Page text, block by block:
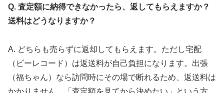
Q. 査定額に納得できなかったら、返してもらえますか？
送料はどうなりますか？
A. どちらも売らずに返却してもらえます。ただし宅配
（ビーレコード）は返送料が自己負担になります。出張
（福ちゃん）なら訪問時にその場で断れるため、返送料は
かかりません。「査定額を見てから決めたい」という方